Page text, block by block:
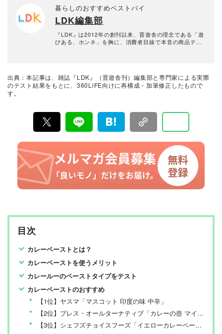
ーも多く手がけている。著書『おうちで楽しむスパイス
料理とカレー』他 。日本カレー協議会会長。
暮らしのおすすめベストバイ
LDK編集部
『LDK』は2012年の創刊以来、晋遊舎の理念である「遊
びある、ホンネ」を胸に、消費者目線で本音の商品テス
て見つけた「本当に良いもの」と「お役立ち情報」を厳
選してあなたにお届け。編集長・高橋咲彩を中心に、11
出典：本記事は、雑誌『LDK』（晋遊舎刊）編集部と専門家による実際
のテスト結果をもとに、360LiFE向けに再構成・加筆修正したもので
す。
目次
カレーペーストとは？
カレーペーストを使うメリット
カレールーのペーストタイプをテスト
カレーペーストのおすすめ
【1位】ヤスマ「マスコット 印度の味 中辛」
【2位】プレス・オールターナティブ「カレーの壺 マイルド」
【3位】シェフズチョイスフーズ「イエローカレーペースト」